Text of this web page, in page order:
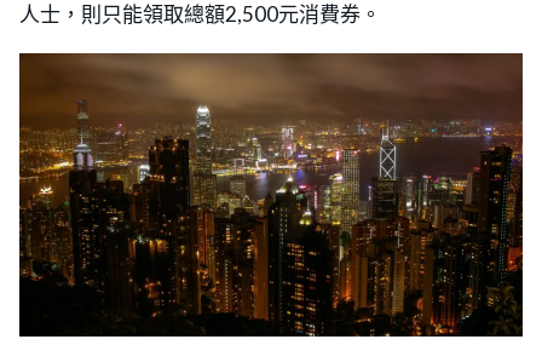
人士，則只能領取總額2,500元消費券。